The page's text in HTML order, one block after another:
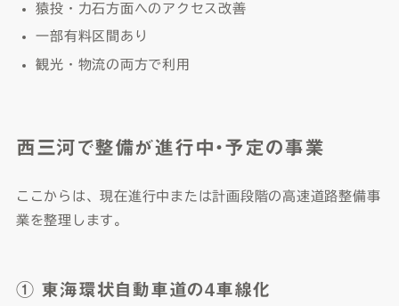
猿投・力石方面へのアクセス改善
一部有料区間あり
観光・物流の両方で利用
西三河で整備が進行中・予定の事業
ここからは、現在進行中または計画段階の高速道路整備事
業を整理します。
① 東海環状自動車道の4車線化